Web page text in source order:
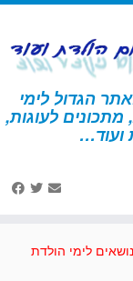
הגדול לימי
לעוגות, הקטנה
לימי הולדת